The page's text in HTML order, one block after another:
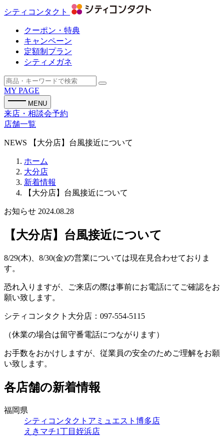
シティコンタクト
クーポン・特典
キャンペーン
定額制プラン
シティメガネ
MY PAGE
MENU
来店・相談会予約
店舗一覧
NEWS 【大分店】台風接近について
ホーム
大分店
新着情報
【大分店】台風接近について
お知らせ 2024.08.28
【大分店】台風接近について
8/29(木)、8/30(金)の営業については現在見合わせておりま
す。
恐れ入りますが、ご来店の際は事前にお電話にてご確認をお
願い致します。
シティコンタクト大分店：097-554-5115
（休業の場合は留守番電話につながります）
お手数をおかけしますが、従業員の安全のためご理解をお願
い致します。
各店舗の新着情報
福岡県
シティコンタクトアミュエスト博多店
えきマチ1丁目姪浜店